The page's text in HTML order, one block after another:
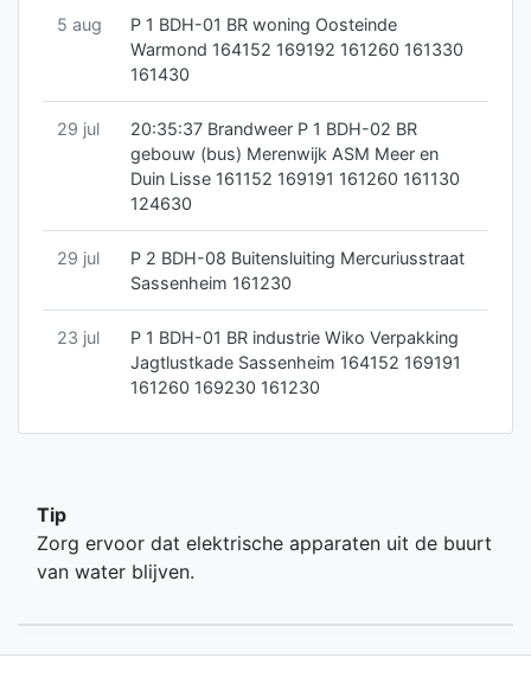
5 aug
P 1 BDH-01 BR woning Oosteinde
Warmond 164152 169192 161260 161330
161430
29 jul
20:35:37 Brandweer P 1 BDH-02 BR
gebouw (bus) Merenwijk ASM Meer en
Duin Lisse 161152 169191 161260 161130
124630
29 jul
P 2 BDH-08 Buitensluiting Mercuriusstraat
Sassenheim 161230
23 jul
P 1 BDH-01 BR industrie Wiko Verpakking
Jagtlustkade Sassenheim 164152 169191
161260 169230 161230
Tip
Zorg ervoor dat elektrische apparaten uit de buurt
van water blijven.